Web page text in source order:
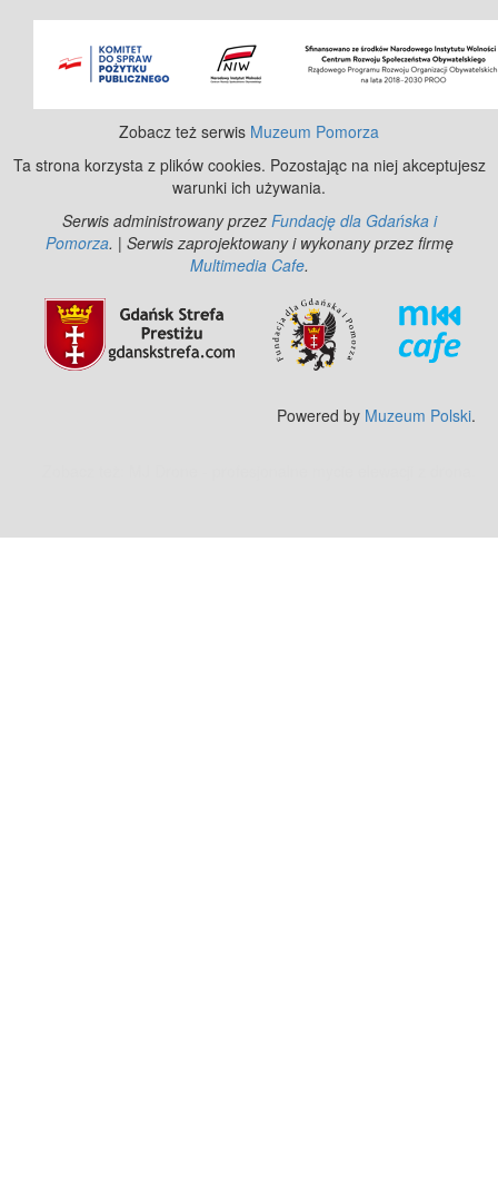
Zobacz też serwis Muzeum Pomorza
Ta strona korzysta z plików cookies. Pozostając na niej akceptujesz
warunki ich używania.
Serwis administrowany przez Fundację dla Gdańska i
Pomorza. | Serwis zaprojektowany i wykonany przez firmę
Multimedia Cafe.
Powered by Muzeum Polski.